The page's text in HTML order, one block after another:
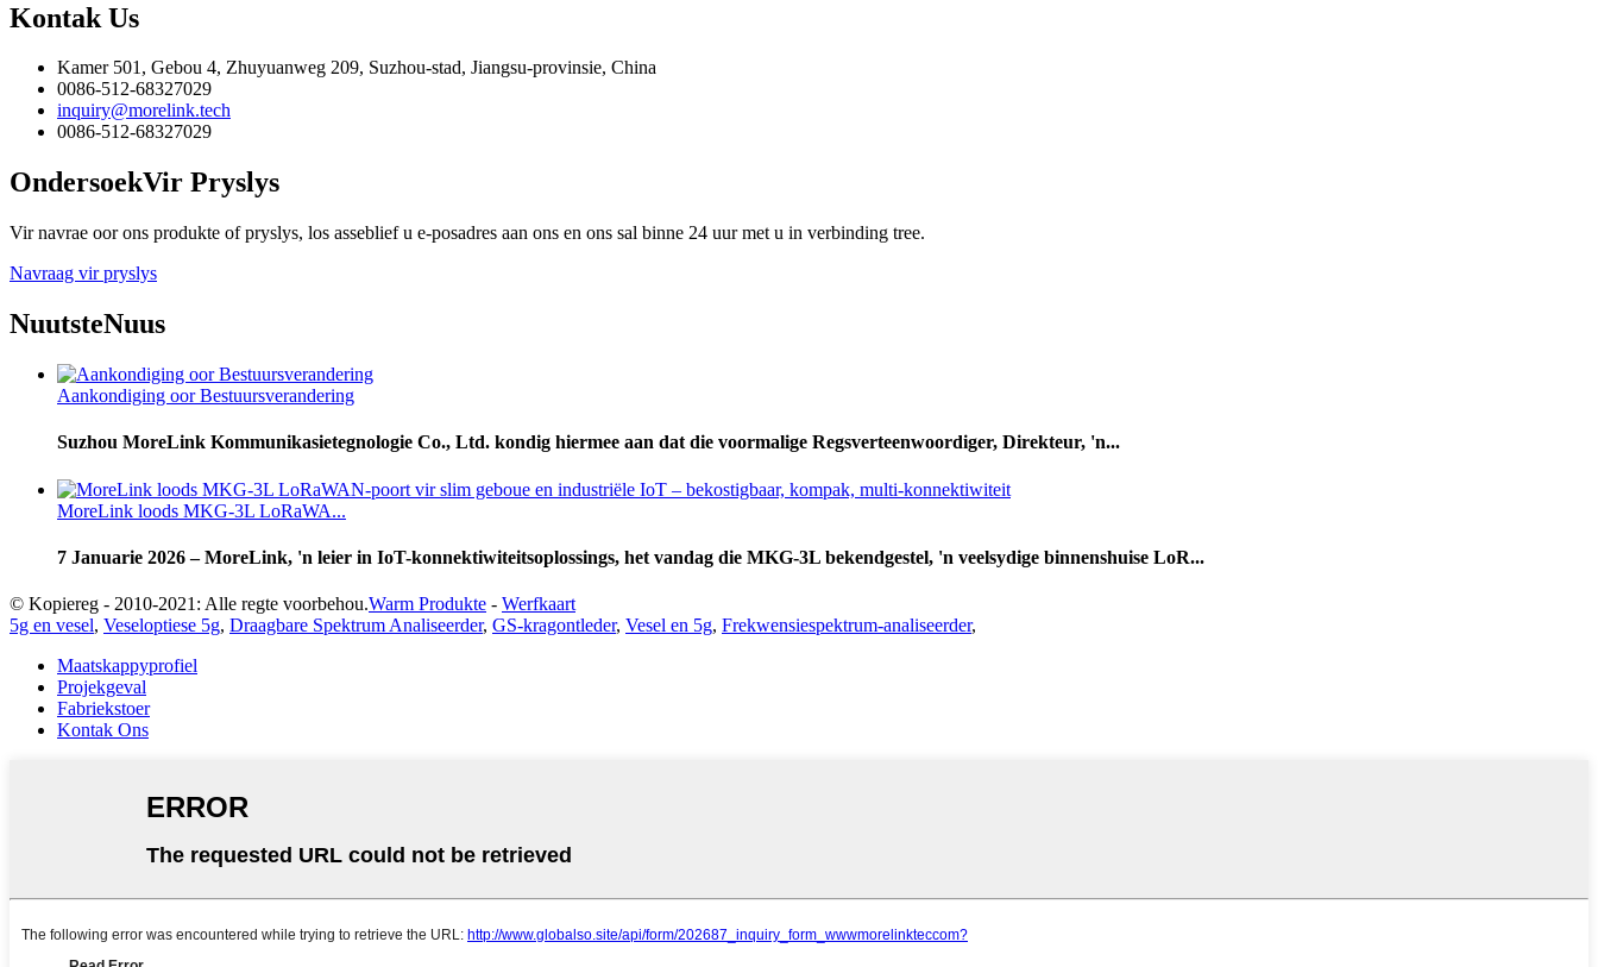
Kontak Us
Kamer 501, Gebou 4, Zhuyuanweg 209, Suzhou-stad, Jiangsu-provinsie, China
0086-512-68327029
inquiry@morelink.tech
0086-512-68327029
OndersoekVir Pryslys
Vir navrae oor ons produkte of pryslys, los asseblief u e-posadres aan ons en ons sal binne 24 uur met u in verbinding tree.
Navraag vir pryslys
NuutsteNuus
Aankondiging oor Bestuursverandering
Suzhou MoreLink Kommunikasietegnologie Co., Ltd. kondig hiermee aan dat die voormalige Regsverteenwoordiger, Direkteur, 'n...
MoreLink loods MKG-3L LoRaWA...
7 Januarie 2026 – MoreLink, 'n leier in IoT-konnektiwiteitsoplossings, het vandag die MKG-3L bekendgestel, 'n veelsydige binnenshuise LoR...
© Kopiereg - 2010-2021: Alle regte voorbehou.Warm Produkte - Werfkaart
5g en vesel, Veseloptiese 5g, Draagbare Spektrum Analiseerder, GS-kragontleder, Vesel en 5g, Frekwensiespektrum-analiseerder,
Maatskappyprofiel
Projekgeval
Fabriekstoer
Kontak Ons